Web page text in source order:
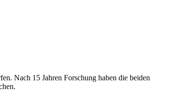
Nach 15 Jahren Forschung haben die beiden